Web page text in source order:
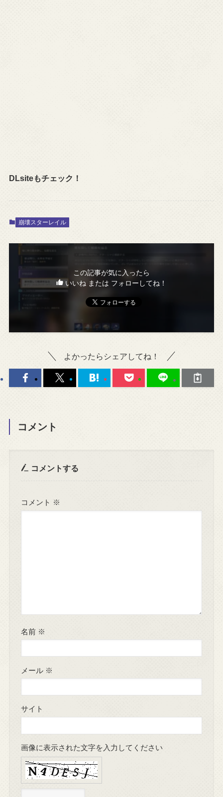
DLsiteもチェック！
崩壊スターレイル
この記事が気に入ったら
いいね または フォローしてね！
よかったらシェアしてね！
コメント
コメントする
コメント ※
名前 ※
メール ※
サイト
画像に表示された文字を入力してください